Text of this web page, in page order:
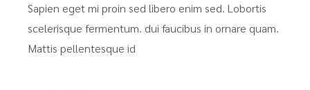
Sapien eget mi proin sed libero enim sed. Lobortis
scelerisque fermentum. dui faucibus in ornare quam.
Mattis pellentesque id